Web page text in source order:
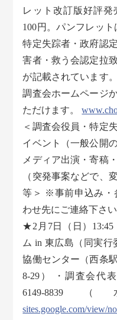
レット改訂版好評
100円。パンフレット
特定失踪者・政府認
害者・救う会認定拉
が記載されています
調査会ホームページ
ただけます。
＜調査会役員・特定
イベント（一般公開
メディア出演・寄稿
（突発事案などで、
等＞ ※事前申込み・
わせ先にご連絡下さい
★2月7日（日）
ム in 東広島（同実
協働センター（西条
8-29） ・調査会代
6149-
sites.google.com/view/